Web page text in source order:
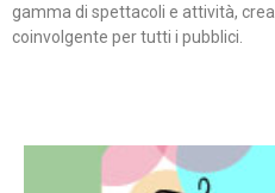
gamma di spettacoli e attività,
coinvolgente per tutti i pubblici.